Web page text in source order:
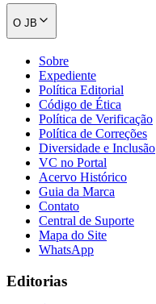
O JB
Sobre
Expediente
Política Editorial
Código de Ética
Política de Verificação
Política de Correções
Diversidade e Inclusão
VC no Portal
Acervo Histórico
Guia da Marca
Contato
Central de Suporte
Mapa do Site
WhatsApp
Editorias